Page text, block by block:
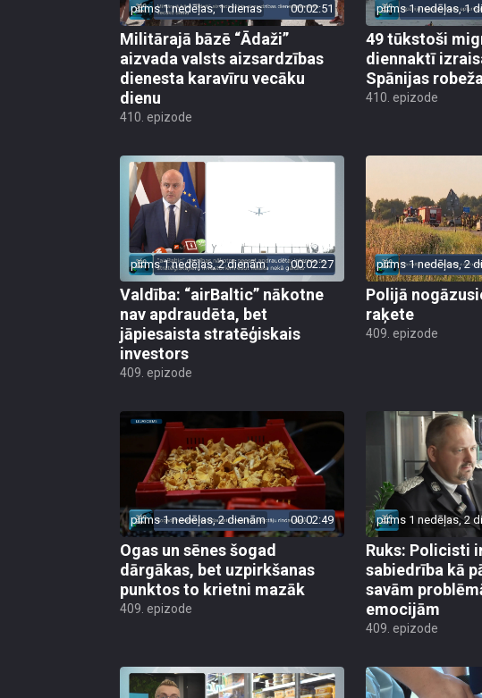
pirms 1 nedēļas, 1 dienas 00:02:51
Militārajā bāzē “Ādaži”
aizvada valsts aizsardzības
dienesta karavīru vecāku
dienu
410. epizode
pirms 1 nedēļas, 1
49 tūkstoši
diennaktī
Spānijas
410. epizode
pirms 1 nedēļas, 2 dienām 00:02:27
Valdība: “airBaltic” nākotne
nav apdraudēta, bet
jāpiesaista stratēģiskais
investors
409. epizode
pirms 1 nedēļas, 2
Polijā
raķete
409. epizode
pirms 1 nedēļas, 2 dienām 00:02:49
Ogas un sēnes šogad
dārgākas, bet uzpirkšanas
punktos to krietni mazāk
409. epizode
pirms 1 nedēļas, 2
Ruks: Policisti
sabiedrība kā
savām
emocijām
409. epizode